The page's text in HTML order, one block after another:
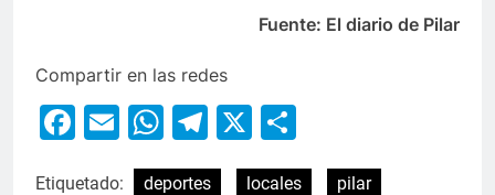
Fuente: El diario de Pilar
Compartir en las redes
Facebook
EmailWhatsApp
Telegram
X
Etiquetado: deportes locales pilar